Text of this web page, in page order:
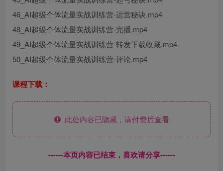
46_AI超级个体流量实战训练营-运营秘诀.mp4
48_AI超级个体流量实战训练营-完播.mp4
49_AI超级个体流量实战训练营-转发下载收藏.mp4
50_AI超级个体流量实战训练营-评论.mp4
课程下载：
此处内容已隐藏，请付费后查看
------本页内容已结束，喜欢请分享------